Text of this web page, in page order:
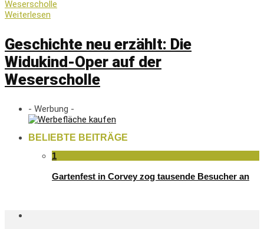
Weiterlesen
Geschichte neu erzählt: Die
Widukind-Oper auf der
Weserscholle
- Werbung -
BELIEBTE BEITRÄGE
1
Gartenfest in Corvey zog tausende Besucher an